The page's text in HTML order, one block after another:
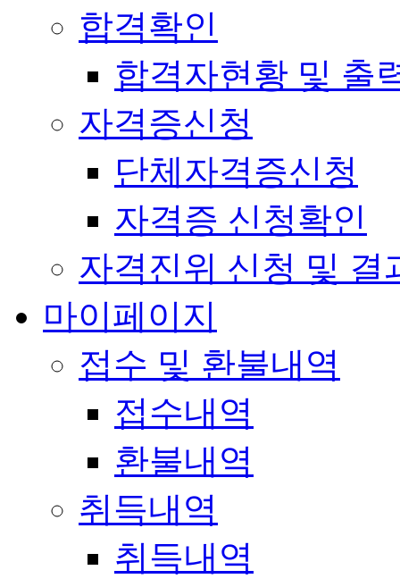
합격확인
합격자현황 및 출
자격증신청
단체자격증신청
자격증 신청확인
자격진위 신청 및 결
마이페이지
접수 및 환불내역
접수내역
환불내역
취득내역
취득내역